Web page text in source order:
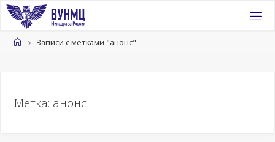
Перейти
содержимому
ГлавнаяЗаписи с метками "анонс"
Метка: анонс